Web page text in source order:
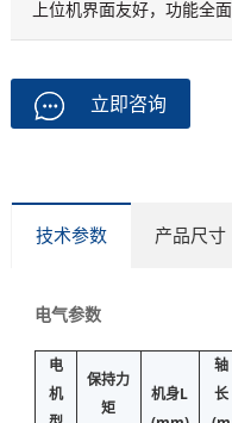
上位机界面友好，功能全面
立即咨询
技术参数 产品尺寸
电气参数
电
机
保持力
矩
机身L
轴
长